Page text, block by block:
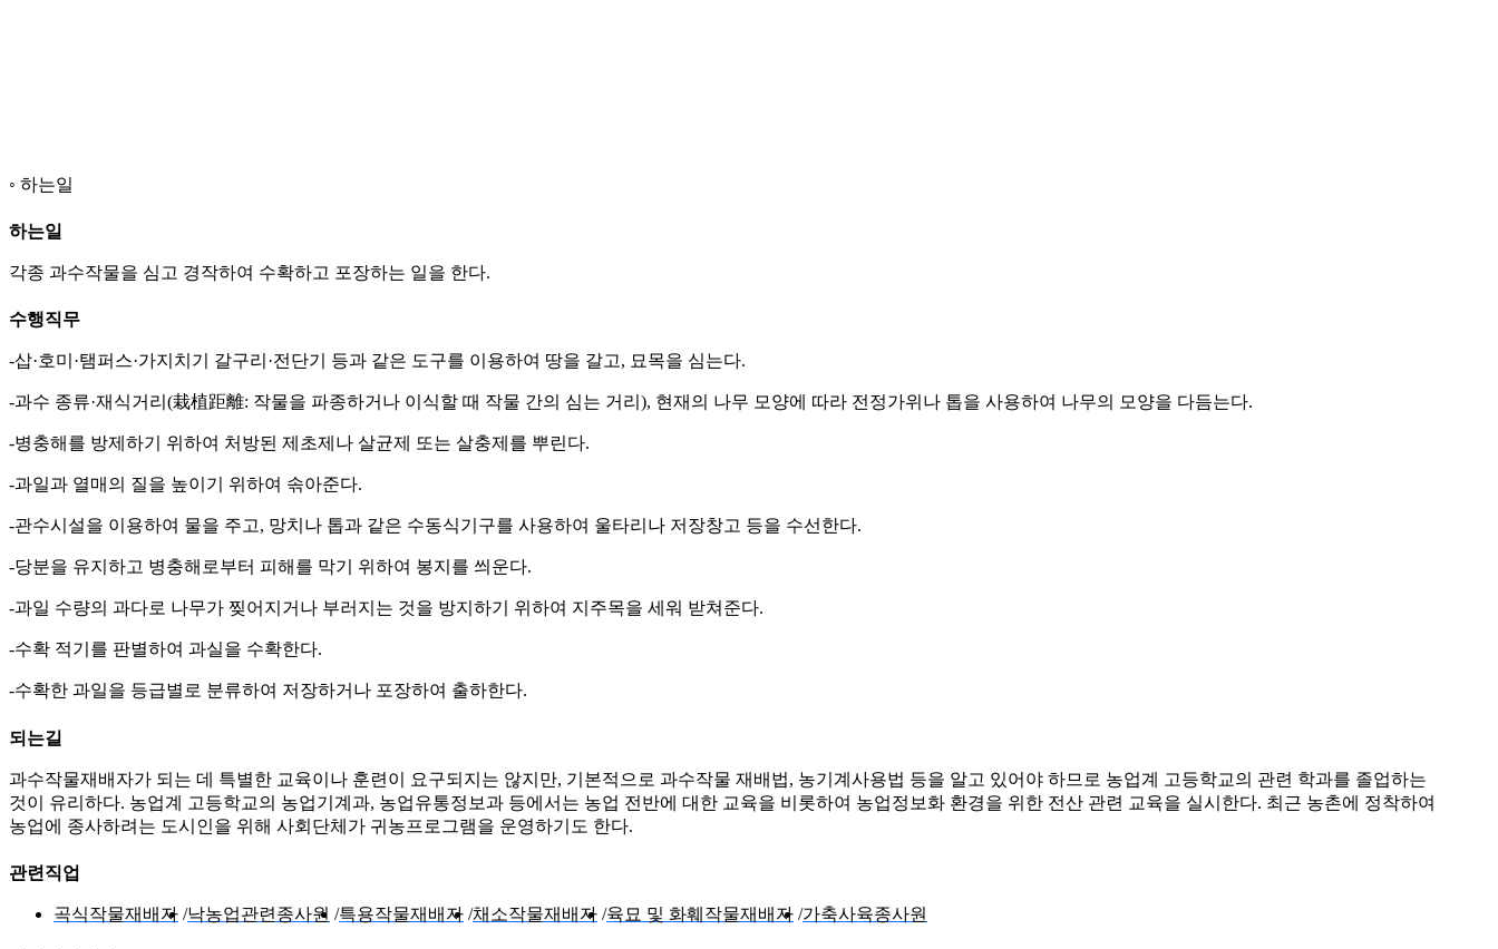
하는일
하는일
각종 과수작물을 심고 경작하여 수확하고 포장하는 일을 한다.
수행직무
-삽·호미·탬퍼스·가지치기 갈구리·전단기 등과 같은 도구를 이용하여 땅을 갈고, 묘목을 심는다.
-과수 종류·재식거리(栽植距離: 작물을 파종하거나 이식할 때 작물 간의 심는 거리), 현재의 나무 모양에 따라 전정가위나 톱을 사용하여 나무의 모양을 다듬는다.
-병충해를 방제하기 위하여 처방된 제초제나 살균제 또는 살충제를 뿌린다.
-과일과 열매의 질을 높이기 위하여 솎아준다.
-관수시설을 이용하여 물을 주고, 망치나 톱과 같은 수동식기구를 사용하여 울타리나 저장창고 등을 수선한다.
-당분을 유지하고 병충해로부터 피해를 막기 위하여 봉지를 씌운다.
-과일 수량의 과다로 나무가 찢어지거나 부러지는 것을 방지하기 위하여 지주목을 세워 받쳐준다.
-수확 적기를 판별하여 과실을 수확한다.
-수확한 과일을 등급별로 분류하여 저장하거나 포장하여 출하한다.
되는길
과수작물재배자가 되는 데 특별한 교육이나 훈련이 요구되지는 않지만, 기본적으로 과수작물 재배법, 농기계사용법 등을 알고 있어야 하므로 농업계 고등학교의 관련 학과를 졸업하는
것이 유리하다. 농업계 고등학교의 농업기계과, 농업유통정보과 등에서는 농업 전반에 대한 교육을 비롯하여 농업정보화 환경을 위한 전산 관련 교육을 실시한다. 최근 농촌에 정착하여
농업에 종사하려는 도시인을 위해 사회단체가 귀농프로그램을 운영하기도 한다.
관련직업
곡식작물재배자 낙농업관련종사원 특용작물재배자 채소작물재배자 육묘 및 화훼작물재배자 가축사육종사원